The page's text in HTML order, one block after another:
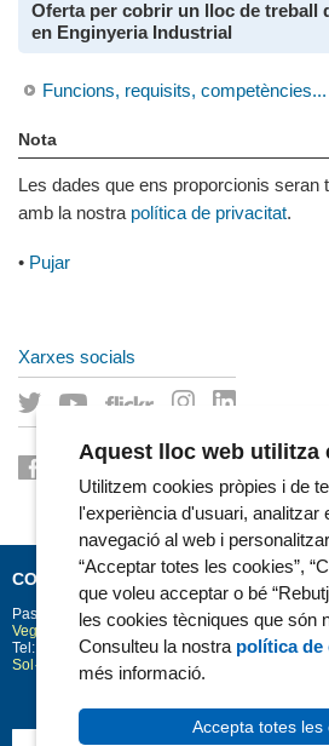
Oferta per cobrir un lloc de treball
en Enginyeria Industrial
Funcions, requisits, competències...
Nota
Les dades que ens proporcionis seran
amb la nostra política de privacitat.
• Pujar
Xarxes socials
CONTACTE
Passeig Marítim 25-29 Barcelona 08003
Vegeu la situació a Google Maps
Tel: 93 248 30 00 · Fax: 93 248 32 54
Sol·licitud d'informació
Aquest lloc web utilitza
Utilitzem cookies pròpies i de
l'experiència d'usuari, analitzar
navegació al web i
“Acceptar totes les cookies”,
que voleu acceptar o bé
les cookies tècniques que són
Consulteu la nostra política de
més informació.
Accepta totes les